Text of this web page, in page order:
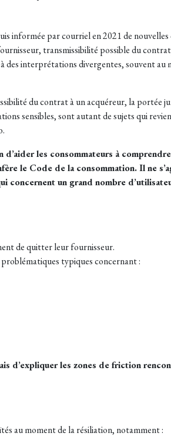
informée par courriel en 2021 de
transmissibilité possible du
interprétations divergentes, souvent au
du contrat à un acquéreur, la portée
sensibles, sont autant de sujets qui
les consommateurs à
le Code de la consommation. Il ne
concernent un grand nombre
de quitter leur fournisseur.
typiques concernant :
d’expliquer les zones de friction
au moment de la résiliation, notamment :